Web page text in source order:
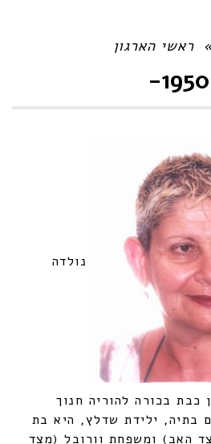
ראשי הארגון
נולדה
בכורה להוריה חנוך
בתיה, ילידת שדלץ, היא בת
האב) ומשפחת וורובל (מצד